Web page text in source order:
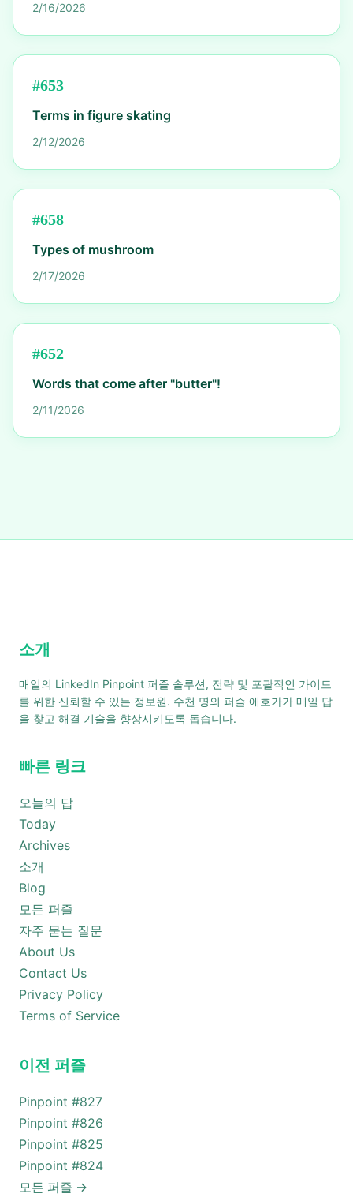
2/16/2026
#653
Terms in figure skating
2/12/2026
#658
Types of mushroom
2/17/2026
#652
Words that come after "butter"!
2/11/2026
소개
매일의 LinkedIn Pinpoint 퍼즐 솔루션, 전략 및 포괄적인 가이드
를 위한 신뢰할 수 있는 정보원. 수천 명의 퍼즐 애호가가 매일 답
을 찾고 해결 기술을 향상시키도록 돕습니다.
빠른 링크
오늘의 답
Today
Archives
소개
Blog
모든 퍼즐
자주 묻는 질문
About Us
Contact Us
Privacy Policy
Terms of Service
이전 퍼즐
Pinpoint #827
Pinpoint #826
Pinpoint #825
Pinpoint #824
모든 퍼즐 →